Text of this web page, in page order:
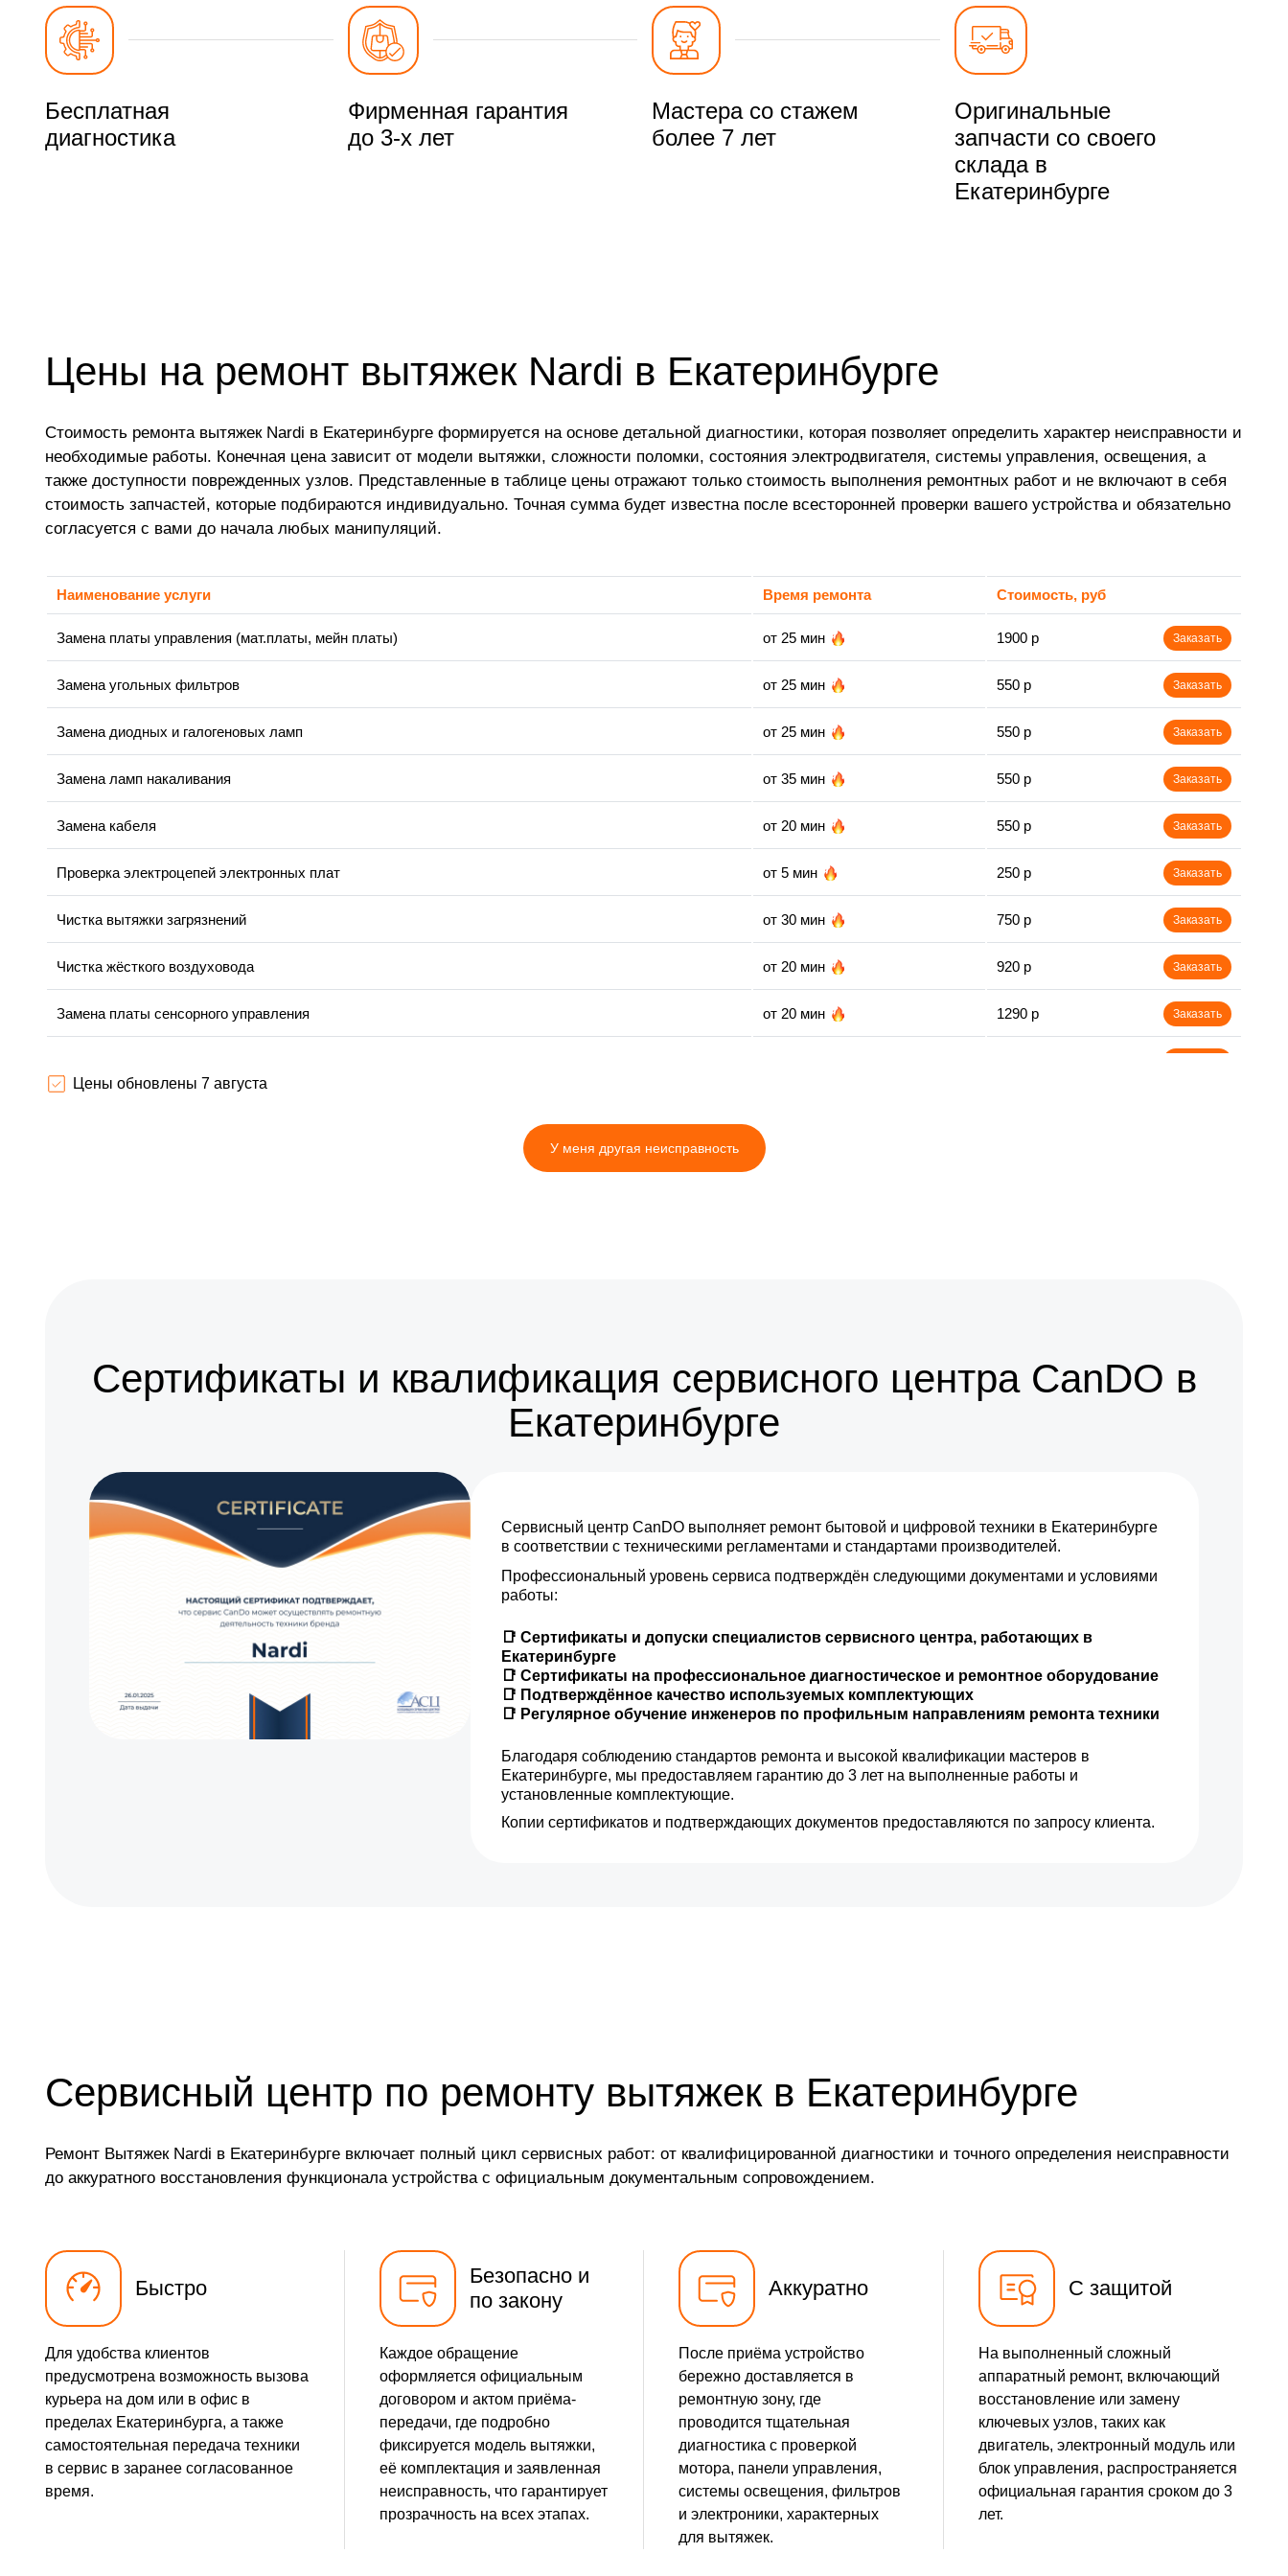
Бесплатная
диагностика
Фирменная гарантия
до 3-х лет
Мастера со стажем
более 7 лет
Оригинальные
запчасти со своего
склада в
Екатеринбурге
Цены на ремонт вытяжек Nardi в Екатеринбурге
Стоимость ремонта вытяжек Nardi в Екатеринбурге формируется на основе детальной диагностики, которая позволяет определить характер неисправности и
необходимые работы. Конечная цена зависит от модели вытяжки, сложности поломки, состояния электродвигателя, системы управления, освещения, а
также доступности поврежденных узлов. Представленные в таблице цены отражают только стоимость выполнения ремонтных работ и не включают в себя
стоимость запчастей, которые подбираются индивидуально. Точная сумма будет известна после всесторонней проверки вашего устройства и обязательно
согласуется с вами до начала любых манипуляций.
Наименование услуги Время ремонта Стоимость, руб
Замена платы управления (мат.платы, мейн платы) от 25 мин 1900 р Заказать
Замена угольных фильтров от 25 мин 550 р Заказать
Замена диодных и галогеновых ламп от 25 мин 550 р Заказать
Замена ламп накаливания от 35 мин 550 р Заказать
Замена кабеля от 20 мин 550 р Заказать
Проверка электроцепей электронных плат от 5 мин 250 р Заказать
Чистка вытяжки загрязнений от 30 мин 750 р Заказать
Чистка жёсткого воздуховода от 20 мин 920 р Заказать
Замена платы сенсорного управления от 20 мин 1290 р Заказать
от 35 мин
Цены обновлены 7 августа
У меня другая неисправность
Сертификаты и квалификация сервисного центра CanDO в
Екатеринбурге
Сервисный центр CanDO выполняет ремонт бытовой и цифровой техники в Екатеринбурге
в соответствии с техническими регламентами и стандартами производителей.
Профессиональный уровень сервиса подтверждён следующими документами и условиями
работы:
📑 Сертификаты и допуски специалистов сервисного центра, работающих в
Екатеринбурге
📑 Сертификаты на профессиональное диагностическое и ремонтное оборудование
📑 Подтверждённое качество используемых комплектующих
📑 Регулярное обучение инженеров по профильным направлениям ремонта техники
Благодаря соблюдению стандартов ремонта и высокой квалификации мастеров в
Екатеринбурге, мы предоставляем гарантию до 3 лет на выполненные работы и
установленные комплектующие.
Копии сертификатов и подтверждающих документов предоставляются по запросу клиента.
Сервисный центр по ремонту вытяжек в Екатеринбурге
Ремонт Вытяжек Nardi в Екатеринбурге включает полный цикл сервисных работ: от квалифицированной диагностики и точного определения неисправности
до аккуратного восстановления функционала устройства с официальным документальным сопровождением.
Быстро
Для удобства клиентов
предусмотрена возможность вызова
курьера на дом или в офис в
пределах Екатеринбурга, а также
самостоятельная передача техники
в сервис в заранее согласованное
время.
Безопасно и
по закону
Каждое обращение
оформляется официальным
договором и актом приёма-
передачи, где подробно
фиксируется модель вытяжки,
её комплектация и заявленная
неисправность, что гарантирует
прозрачность на всех этапах.
Аккуратно
После приёма устройство
бережно доставляется в
ремонтную зону, где
проводится тщательная
диагностика с проверкой
мотора, панели управления,
системы освещения, фильтров
и электроники, характерных
для вытяжек.
С защитой
На выполненный сложный
аппаратный ремонт, включающий
восстановление или замену
ключевых узлов, таких как
двигатель, электронный модуль или
блок управления, распространяется
официальная гарантия сроком до 3
лет.